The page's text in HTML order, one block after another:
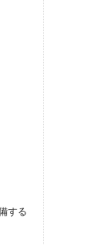
する